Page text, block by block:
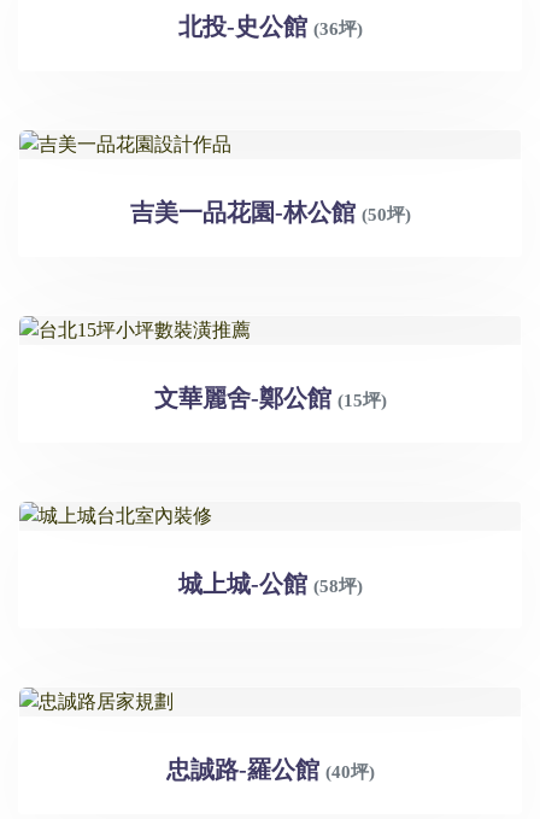
北投-史公館 (36坪)
吉美一品花園-林公館 (50坪)
文華麗舍-鄭公館 (15坪)
城上城-公館 (58坪)
忠誠路-羅公館 (40坪)